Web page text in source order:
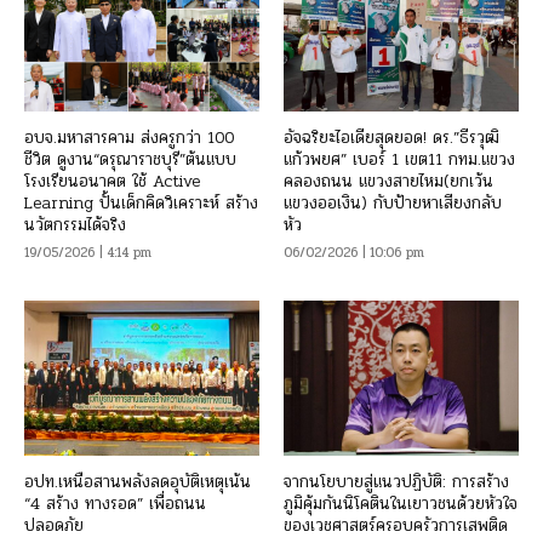
อบจ.มหาสารคาม ส่งครูกว่า 100
ชีวิต ดูงาน“ดรุณาราชบุรี”ต้นแบบ
โรงเรียนอนาคต ใช้ Active
Learning ปั้นเด็กคิดวิเคราะห์ สร้าง
นวัตกรรมได้จริง
19/05/2026 | 4:14 pm
อัจฉริยะไอเดียสุดยอด! ดร.”ธีรวุฒิ
แก้วพยศ” เบอร์ 1 เขต11 กทม.แขวง
คลองถนน แขวงสายไหม(ยกเว้น
แขวงออเงิน) กับป้ายหาเสียงกลับ
หัว
06/02/2026 | 10:06 pm
อปท.เหนือสานพลังลดอุบัติเหตุเน้น
“4 สร้าง ทางรอด” เพื่อถนน
ปลอดภัย
จากนโยบายสู่แนวปฏิบัติ: การสร้าง
ภูมิคุ้มกันนิโคตินในเยาวชนด้วยหัวใจ
ของเวชศาสตร์ครอบครัวการเสพติด